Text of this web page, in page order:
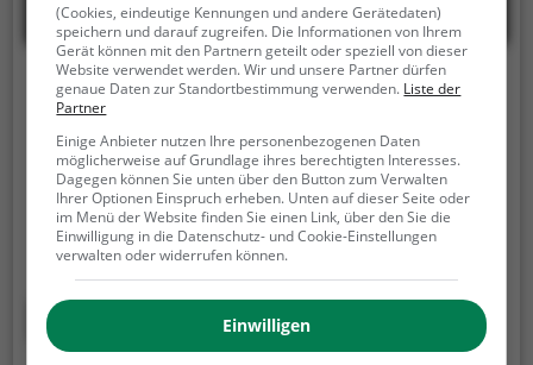
Harzdrenalin GigaSwing
L96, 38889 Oberharz am Brocken
Harzdrenalin GigaSwing ist ein Bungee Jumping
Anbieter in Oberharz am Brocken.Wenn du auch ein
absoluter Adrenalinjunkie bist und den Nervenkitzel
suchst, dann bist du bei Harzdrenalin GigaSwing
genau richtig. Stürze dich aus abenteuerlichen
Höhen hinab in die Tiefe, gesichert nur an einem Seil
und unter dir der Abgrund.
Mehr erfahren
(Cookies, eindeutige Kennungen und andere Gerätedaten)
speichern und darauf zugreifen. Die Informationen von Ihrem
Gerät können mit den Partnern geteilt oder speziell von dieser
Website verwendet werden. Wir und unsere Partner dürfen
genaue Daten zur Standortbestimmung verwenden. Liste der
Partner
Einige Anbieter nutzen Ihre personenbezogenen Daten
möglicherweise auf Grundlage ihres berechtigten Interesses.
Dagegen können Sie unten über den Button zum Verwalten
Ihrer Optionen Einspruch erheben. Unten auf dieser Seite oder
im Menü der Website finden Sie einen Link, über den Sie die
Einwilligung in die Datenschutz- und Cookie-Einstellungen
verwalten oder widerrufen können.
Einwilligen